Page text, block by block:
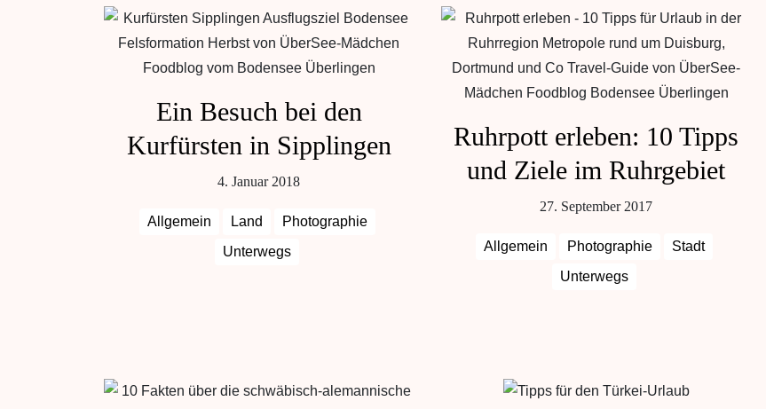
Ein Besuch bei den
Kurfürsten in Sipplingen
4. Januar 2018
Allgemein Land
Photographie
Unterwegs
Ruhrpott erleben: 10 Tipps
und Ziele im Ruhrgebiet
27. September 2017
Allgemein Photographie
Stadt
Unterwegs